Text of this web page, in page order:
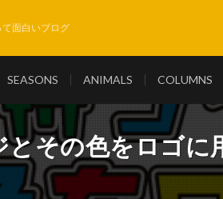
面白いブログ
SEASONS ANIMALS COLUMNS
その色をロゴに